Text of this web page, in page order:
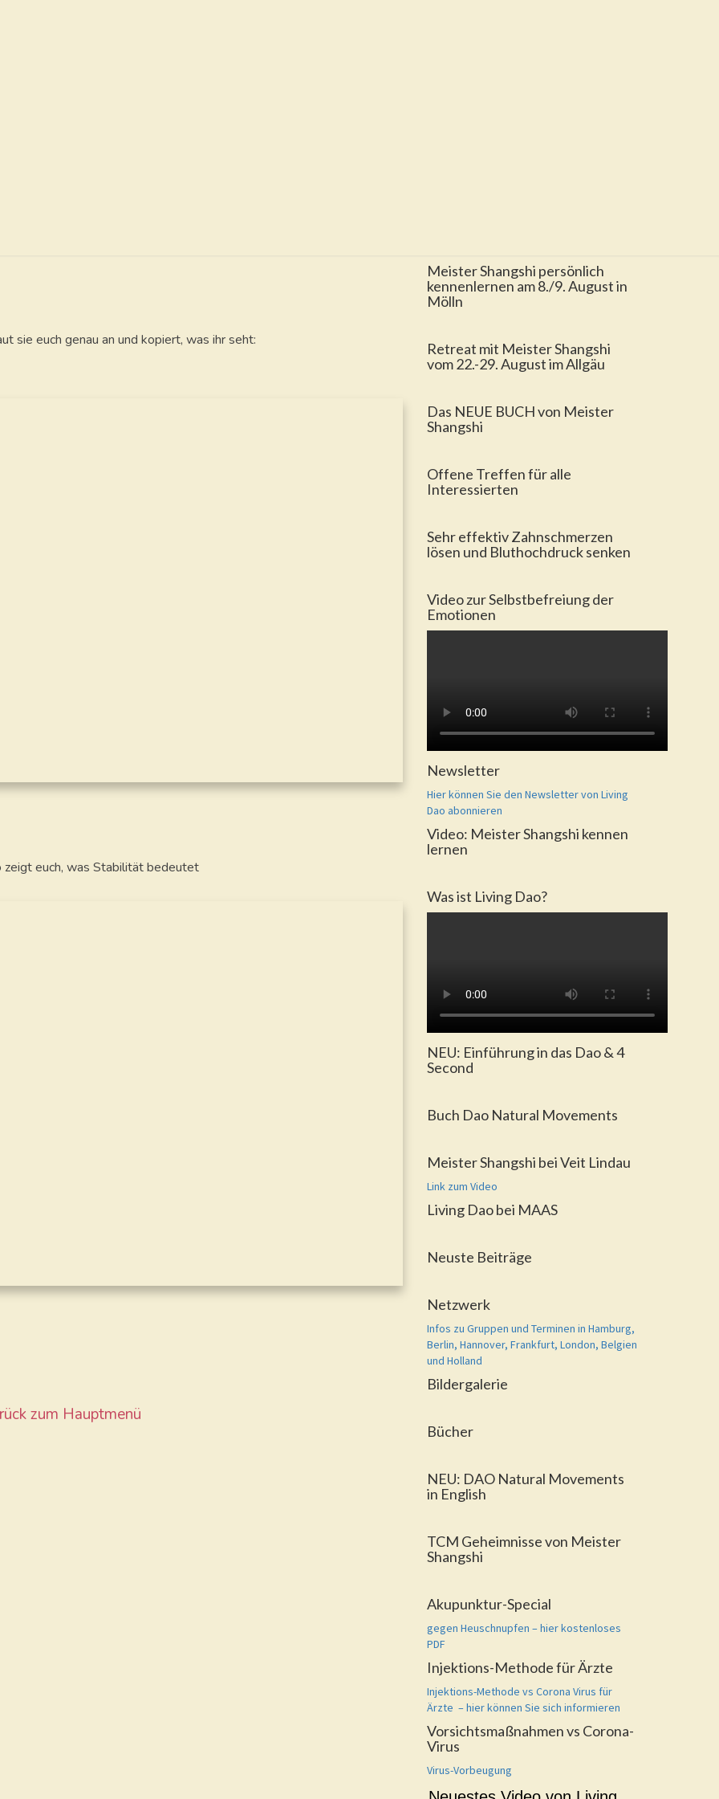
sie euch genau an und kopiert, was ihr seht:
zeigt euch, was Stabilität bedeutet
zum Hauptmenü
Meister Shangshi persönlich
kennenlernen am 8./9. August in
Mölln
Retreat mit Meister Shangshi
vom 22.-29. August im Allgäu
Das NEUE BUCH von Meister
Shangshi
Offene Treffen für alle
Interessierten
Sehr effektiv Zahnschmerzen
lösen und Bluthochdruck senken
Video zur Selbstbefreiung der
Emotionen
Newsletter
Hier können Sie den Newsletter von Living
Dao abonnieren
Video: Meister Shangshi kennen
lernen
Was ist Living Dao?
NEU: Einführung in das Dao & 4
Second
Buch Dao Natural Movements
Meister Shangshi bei Veit Lindau
Link zum Video
Living Dao bei MAAS
Neuste Beiträge
Netzwerk
Infos zu Gruppen und Terminen in Hamburg,
Berlin, Hannover, Frankfurt, London, Belgien
und Holland
Bildergalerie
Bücher
NEU: DAO Natural Movements
in English
TCM Geheimnisse von Meister
Shangshi
Akupunktur-Special
gegen Heuschnupfen – hier kostenloses
PDF
Injektions-Methode für Ärzte
Injektions-Methode vs Corona Virus für
Ärzte – hier können Sie sich informieren
Vorsichtsmaßnahmen vs Corona-
Virus
Virus-Vorbeugung